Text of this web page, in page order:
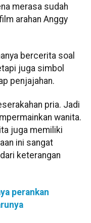
merasa sudah
arahan Anggy
bercerita soal
juga simbol
penjajahan.
pria. Jadi
wanita.
juga memiliki
ini sangat
keterangan
perankan